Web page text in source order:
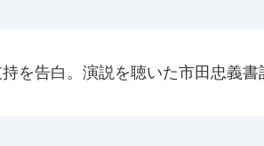
を告白。演説を聴いた市田忠義書